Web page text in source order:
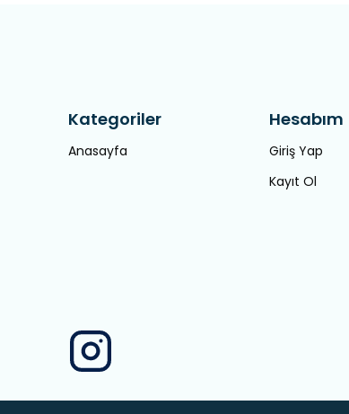
Kategoriler
Anasayfa
Hesabım
Giriş Yap
Kayıt Ol